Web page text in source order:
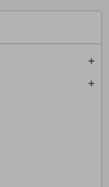
add
add